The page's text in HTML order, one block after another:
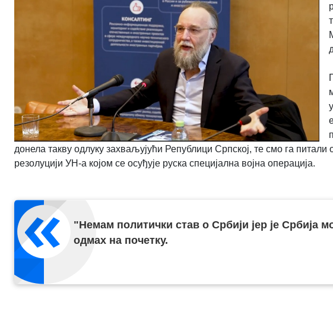
донела такву одлуку захваљујући Републици Српској, те смо га
резолуцији УН-а којом се осуђује руска специјална војна операција.
"Немам политички став о Србији јер је Србија
одмах на почетку.